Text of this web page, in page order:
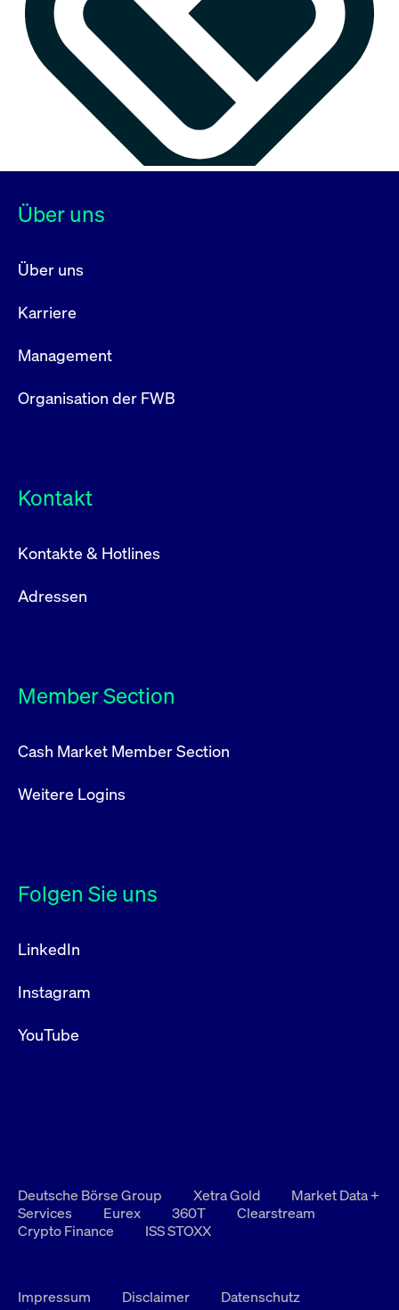
Über uns
Über uns
Karriere
Management
Organisation der FWB
Kontakt
Kontakte & Hotlines
Adressen
Member Section
Cash Market Member Section
Weitere Logins
Folgen Sie uns
LinkedIn
Instagram
YouTube
Deutsche Börse Group Xetra Gold
Market Data +
Services
Eurex 360T
Clearstream
Crypto Finance
ISS STOXX
Impressum Disclaimer
Datenschutz